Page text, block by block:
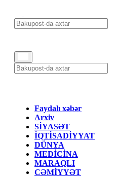
Faydalı xəbər
Arxiv
SİYASƏT
İQTİSADİYYAT
DÜNYA
MEDİCİNA
MARAQLI
CƏMİYYƏT